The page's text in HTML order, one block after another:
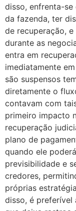
disso, enfrenta-
da fazenda, ter
de recuperação,
durante as
entra em
imediatamente
são suspensos
diretamente o
contavam com
primeiro impacto
recuperação
plano de
quando ele
previsibilidade e
credores,
próprias
disso, é preferível